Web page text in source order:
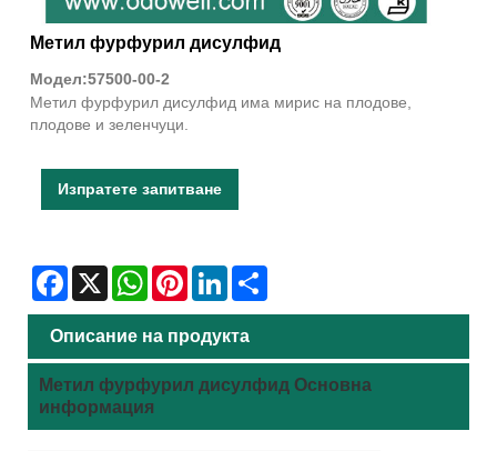
Метил фурфурил дисулфид
Модел:57500-00-2
Метил фурфурил дисулфид има мирис на плодове,
плодове и зеленчуци.
Изпратете запитване
Facebook
X WhatsAppPinterestLinkedIn
Описание на продукта
Метил фурфурил дисулфид Основна
информация